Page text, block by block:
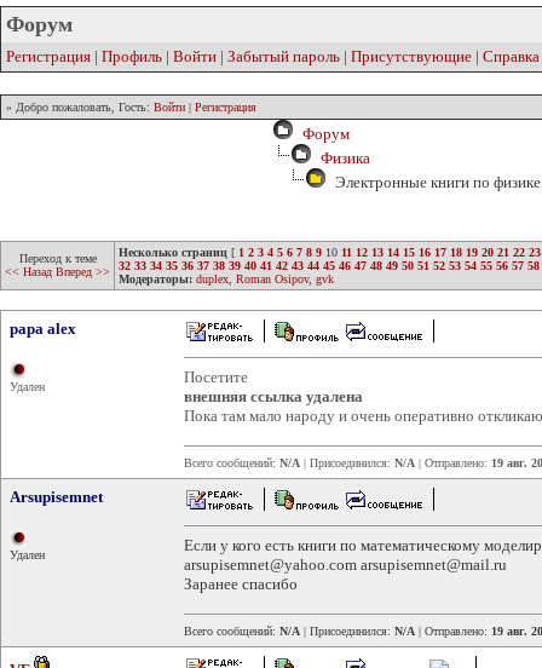
Форум
Регистрация | Профиль | Войти | Забытый пароль | Присутствующие | Справка
» Добро пожаловать, Гость: Войти | Регистрация
Форум
Физика
Электронные книги по
Переход к теме
<< Назад Вперед >>
Несколько страниц [ 1 2 3 4 5 6 7 8 9 10 11 12 13 14 15 16 17 18 19 20 21 22 23
32 33 34 35 36 37 38 39 40 41 42 43 44 45 46 47 48 49 50 51 52 53 54 55 56 57 58
Модераторы: duplex Roman Osipov, gvk
papa alex
Удален
Посетите
внешняя ссылка удалена
Пока там мало народу и очень оперативно
Всего сообщений: N/A | Присоединился: N/A | Отправлено: 19 авг.
Arsupisemnet
Удален
Если у кого есть книги по математическому
arsupisemnet@yahoo.com arsupisemnet@mail.ru
Заранее спасибо
Всего сообщений: N/A | Присоединился: N/A | Отправлено: 19 авг.